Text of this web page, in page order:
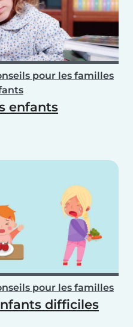
pour les familles
enfants
pour les familles
difficiles